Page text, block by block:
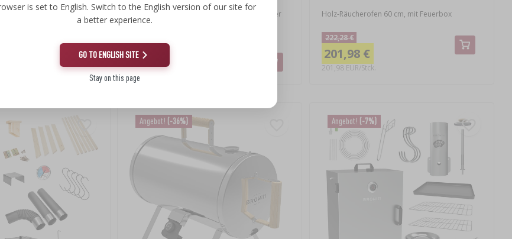
– dragON mit
65 L
Rauchgenerator dragON Jet 1 mit elektrischer
Pumpe dragON Air
87,13 €
Holz-Räucherofen 60 cm, mit Feuerbox
222,28 €
201,98 €
201,98 EUR/Stck.
Angebot! (-36%) Angebot! (-7%)
is set to English. Switch to the English version of our site for
a better experience.
GO TO ENGLISH SITE
Stay on this page